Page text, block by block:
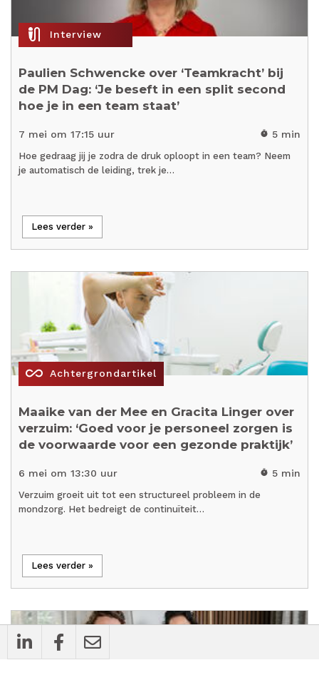
mic_external_on Interview
Paulien Schwencke over ‘Teamkracht’ bij
de PM Dag: ‘Je beseft in een split second
hoe je in een team staat’
7 mei om 17:15 uur timer 5 min
Hoe gedraag jij je zodra de druk oploopt in een team? Neem
je automatisch de leiding, trek je…
Lees verder »
all_inclusive Achtergrondartikel
Maaike van der Mee en Gracita Linger over
verzuim: ‘Goed voor je personeel zorgen is
de voorwaarde voor een gezonde praktijk’
6 mei om 13:30 uur timer 5 min
Verzuim groeit uit tot een structureel probleem in de
mondzorg. Het bedreigt de continuïteit…
Lees verder »